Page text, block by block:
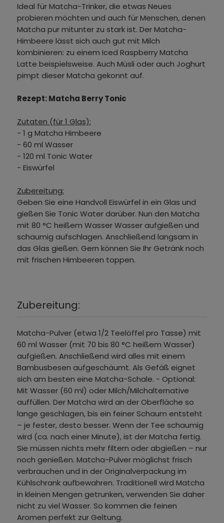
Ideal für Matcha-Trinker, die etwas Neues
probieren möchten und auch für Menschen, denen
Matcha pur mitunter zu stark ist. Der Matcha-
Himbeere lässt sich auch gut mit Milch
kombinieren: zu einem Iced Raspberry Matcha
Latte beispielsweise. Auch Müsli oder auch Joghurt
pimpt dieser Matcha gekonnt auf.
Rezept: Matcha Berry Tonic
Zutaten (für 1 Glas):
- 1 g Matcha Himbeere
- 60 ml Wasser
- 120 ml Tonic Water
- Eiswürfel
Zubereitung:
Geben Sie eine Handvoll Eiswürfel in ein Glas und
gießen Sie Tonic Water darüber. Nun den Matcha
mit 80 °C heißem Wasser Wasser aufgießen und
schaumig aufschlagen. Anschließend langsam in
das Glas gießen. Gern können Sie Ihr Getränk noch
mit frischen Himbeeren toppen.
Zubereitung:
Matcha-Pulver (etwa 1/2 Teelöffel pro Tasse) mit
60 ml Wasser (mit 70 bis 80 °C heißem Wasser)
aufgießen. Anschließend wird alles mit einem
Bambusbesen aufgeschäumt. Als Gefäß eignet
sich am besten eine Matcha-Schale. - Optional:
Mit Wasser (60 ml) oder Milch/Milchalternative
auffüllen. Der Matcha wird an der Oberfläche so
lange geschlagen, bis ein feiner Schaum entsteht
– je fester, desto besser. Wenn der Tee schaumig
wird (ca. nach einer Minute), ist der Matcha fertig.
Sie müssen nichts mehr filtern oder abgießen – nur
noch genießen. Matcha-Pulver möglichst frisch
verbrauchen und in der Originalverpackung im
Kühlschrank aufbewahren. Traditionell wird Matcha
in kleinen Mengen getrunken, verwenden Sie daher
nicht zu viel Wasser. So kommen die feinen
Aromen perfekt zur Geltung.